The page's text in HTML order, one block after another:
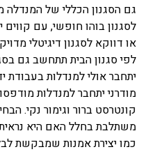
גם הסגנון הכללי של
לסגנון בוהו חופשי, עם
או דווקא לסגנון דיגיטלי
לפי סגנון הבית תתחשב גם
יתחבר אולי למנדלות בעבודת
מודרני יתחבר למנדלות
קונטרסט ברור וגימור נקי.
משתלבת בחלל האם היא
כמו יצירת אמנות שמבקשת